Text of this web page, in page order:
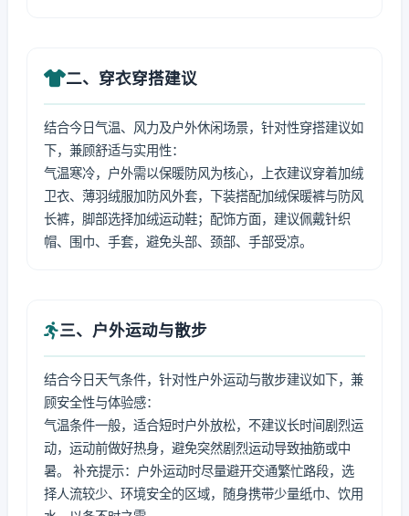
二、穿衣穿搭建议
结合今日气温、风力及户外休闲场景，针对性穿搭建议如
下，兼顾舒适与实用性：
气温寒冷，户外需以保暖防风为核心，上衣建议穿着加绒
卫衣、薄羽绒服加防风外套，下装搭配加绒保暖裤与防风
长裤，脚部选择加绒运动鞋；配饰方面，建议佩戴针织
帽、围巾、手套，避免头部、颈部、手部受凉。
三、户外运动与散步
结合今日天气条件，针对性户外运动与散步建议如下，兼
顾安全性与体验感：
气温条件一般，适合短时户外放松，不建议长时间剧烈运
动，运动前做好热身，避免突然剧烈运动导致抽筋或中
暑。 补充提示：户外运动时尽量避开交通繁忙路段，选
择人流较少、环境安全的区域，随身携带少量纸巾、饮用